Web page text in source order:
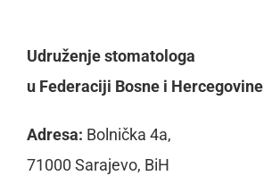
Udruženje stomatologa
u Federaciji Bosne i Hercegovine
Adresa: Bolnička 4a,
71000 Sarajevo, BiH